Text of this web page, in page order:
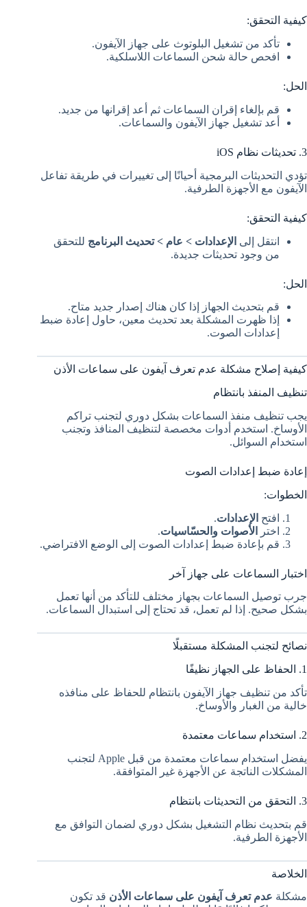
كيفية التحقق:
تأكد من تشغيل البلوتوث على جهاز الآيفون.
افحص حالة شحن السماعات اللاسلكية.
الحل:
قم بإلغاء إقران السماعات ثم أعد إقرانها من جديد.
أعد تشغيل جهاز الآيفون والسماعات.
3. تحديثات نظام iOS
تؤدي التحديثات البرمجية أحيانًا إلى تغييرات في طريقة تفاعل
الآيفون مع الأجهزة الطرفية.
كيفية التحقق:
انتقل إلى الإعدادات > عام > تحديث البرنامج للتحقق
من وجود تحديثات جديدة.
الحل:
قم بتحديث الجهاز إذا كان هناك إصدار جديد متاح.
إذا ظهرت المشكلة بعد تحديث معين، حاول إعادة ضبط
إعدادات الصوت.
كيفية إصلاح مشكلة عدم تعرف آيفون على سماعات الأذن
تنظيف المنفذ بانتظام
يجب تنظيف منفذ السماعات بشكل دوري لتجنب تراكم
الأوساخ. استخدم أدوات مخصصة لتنظيف المنافذ وتجنب
استخدام السوائل.
إعادة ضبط إعدادات الصوت
الخطوات:
افتح الإعدادات.
اختر
الأصوات والحسّاسيات.
قم بإعادة ضبط إعدادات الصوت إلى الوضع الافتراضي.
اختبار السماعات على جهاز آخر
جرب توصيل السماعات بجهاز مختلف للتأكد من أنها تعمل
بشكل صحيح. إذا لم تعمل، قد تحتاج إلى استبدال السماعات.
نصائح لتجنب المشكلة مستقبلًا
1. الحفاظ على الجهاز نظيفًا
تأكد من تنظيف جهاز الآيفون بانتظام للحفاظ على منافذه
خالية من الغبار والأوساخ.
2. استخدام سماعات معتمدة
يفضل استخدام سماعات معتمدة من قبل Apple لتجنب
المشكلات الناتجة عن الأجهزة غير المتوافقة.
3. التحقق من التحديثات بانتظام
قم بتحديث نظام التشغيل بشكل دوري لضمان التوافق مع
الأجهزة الطرفية.
الخلاصة
مشكلة عدم تعرف آيفون على سماعات الأذن قد تكون